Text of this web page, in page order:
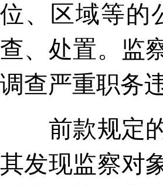
位、区域等的
查、处置。监
调查严重职务
前款规定的
其发现监察对